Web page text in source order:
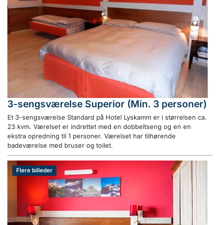
3-sengsværelse Superior (Min. 3 personer)
Et 3-sengsværelse Standard på Hotel Lyskamm er i størrelsen ca.
23 kvm. Værelset er indrettet med en dobbeltseng og en en
ekstra opredning til 1 personer. Værelset har tilhørende
badeværelse med bruser og toilet.
Flere billeder